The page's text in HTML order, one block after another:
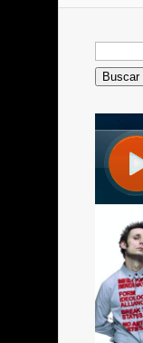
Buscar: